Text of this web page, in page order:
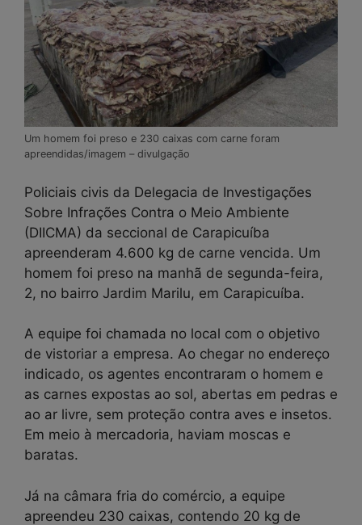
Um homem foi preso e 230 caixas com carne foram
apreendidas/imagem – divulgação
Policiais civis da Delegacia de Investigações
Sobre Infrações Contra o Meio Ambiente
(DIICMA) da seccional de Carapicuíba
apreenderam 4.600 kg de carne vencida. Um
homem foi preso na manhã de segunda-feira,
2, no bairro Jardim Marilu, em Carapicuíba.
A equipe foi chamada no local com o objetivo
de vistoriar a empresa. Ao chegar no endereço
indicado, os agentes encontraram o homem e
as carnes expostas ao sol, abertas em pedras e
ao ar livre, sem proteção contra aves e insetos.
Em meio à mercadoria, haviam moscas e
baratas.
Já na câmara fria do comércio, a equipe
apreendeu 230 caixas, contendo 20 kg de